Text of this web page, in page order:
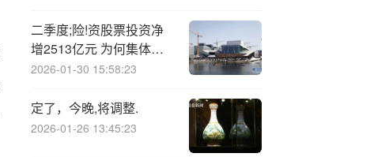
二季度;险!资股票投资净
增2513亿元 为何集体扫
货银行？
2026-01-30 15:58:23
定了，今晚,将调整.
2026-01-26 13:45:23